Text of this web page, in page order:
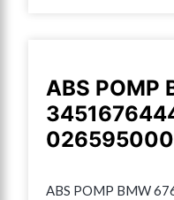
ABS POMP
ABS POMP BMW